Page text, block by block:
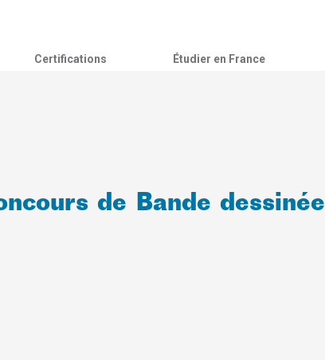
Certifications Étudier en France
de Bande dessinée